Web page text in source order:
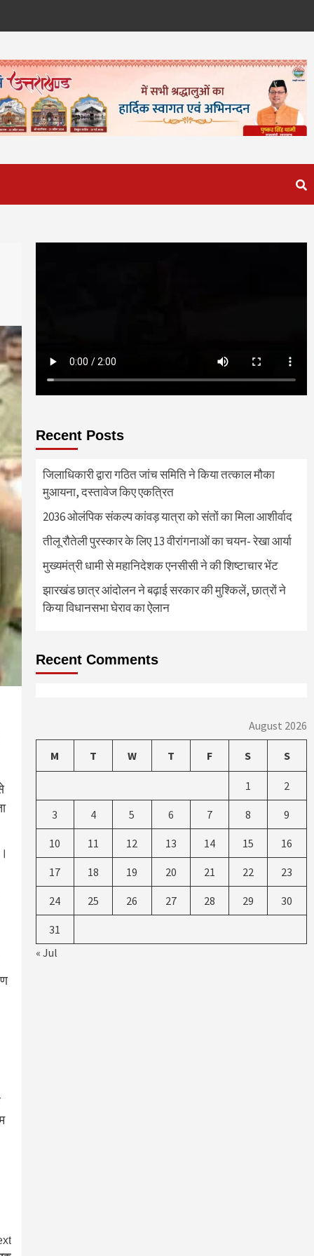
Recent Posts
जिलाधिकारी द्वारा गठित जांच समिति ने किया तत्काल मौका
मुआयना, दस्तावेज किए एकत्रित
2036 ओलंपिक संकल्प कांवड़ यात्रा को संतों का मिला आशीर्वाद
तीलू रौतेली पुरस्कार के लिए 13 वीरांगनाओं का चयन- रेखा आर्या
मुख्यमंत्री धामी से महानिदेशक एनसीसी ने की शिष्टाचार भेंट
झारखंड छात्र आंदोलन ने बढ़ाई सरकार की मुश्किलें, छात्रों ने
किया विधानसभा घेराव का ऐलान
Recent Comments
August 2026
M T W T F S S
1 2
3 4 5 6 7 8 9
10 11 12 13 14 15 16
17 18 19 20 21 22 23
24 25 26 27 28 29 30
31
« Jul